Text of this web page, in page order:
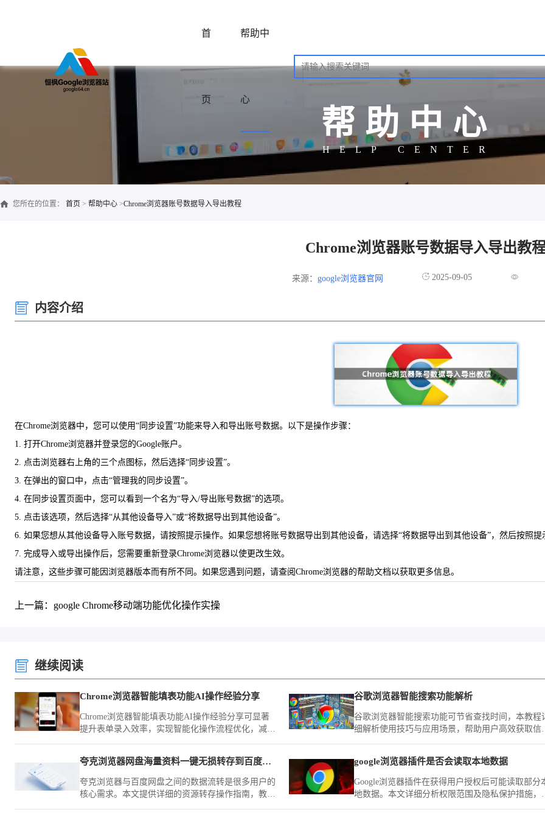
首
页
帮助中
心
帮助中心
HELP CENTER
您所在的位置： 首页 > 帮助中心 >Chrome浏览器账号数据导入导出教程
Chrome浏览器账号数据导入导出教
来源： google浏览器官网 2025-09-05
内容介绍
在Chrome浏览器中，您可以使用“同步设置”功能来导入和导出账号数据。以下是操作步骤：
1. 打开Chrome浏览器并登录您的Google账户。
2. 点击浏览器右上角的三个点图标，然后选择“同步设置”。
3. 在弹出的窗口中，点击“管理我的同步设置”。
4. 在同步设置页面中，您可以看到一个名为“导入/导出账号数据”的选项。
5. 点击该选项，然后选择“从其他设备导入”或“将数据导出到其他设备”。
6. 如果您想从其他设备导入账号数据，请按照提示操作。如果您想将账号数据导出到其他设备，请选择“将数据导出到其他设备”，然后按照提
7. 完成导入或导出操作后，您需要重新登录Chrome浏览器以使更改生效。
请注意，这些步骤可能因浏览器版本而有所不同。如果您遇到问题，请查阅Chrome浏览器的帮助文档以获取更多信息。
上一篇：google Chrome移动端功能优化操作实操
继续阅读
Chrome浏览器智能填表功能AI操作经验分享
Chrome浏览器智能填表功能AI操作经验分享可显著
提升表单录入效率，实现智能化操作流程优化，减少
谷歌浏览器智能搜索功能解析
谷歌浏览器智能搜索功能可节省查找时间，本教程
细解析使用技巧与应用场景，帮助用户高效获取信
夸克浏览器网盘海量资料一键无损转存到百度网盘里
夸克浏览器与百度网盘之间的数据流转是很多用户的
核心需求。本文提供详细的资源转存操作指南，教您
google浏览器插件是否会读取本地数据
Google浏览器插件在获得用户授权后可能读取部分
地数据。本文详细分析权限范围及隐私保护措施，